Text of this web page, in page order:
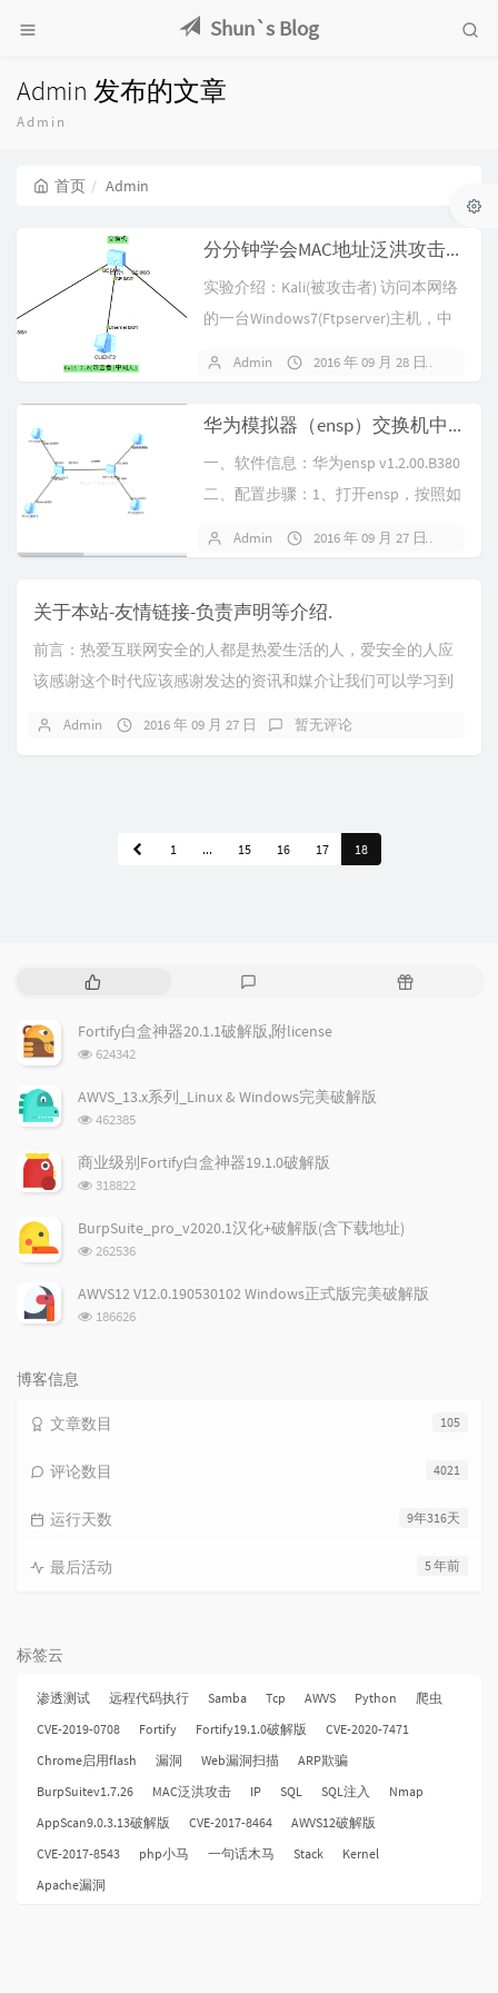
Shun`s Blog
Admin 发布的文章
Admin
首页 Admin
分分钟学会MAC地址泛洪攻击之实验报告
实验介绍：Kali(被攻击者) 访问本网络
的一台Windows7(Ftpserver)主机，中
Admin 2016 年 09 月 28 日
华为模拟器（ensp）交换机中配置Vlan
一、软件信息：华为ensp v1.2.00.B380
二、配置步骤：1、打开ensp，按照如
Admin 2016 年 09 月 27 日
关于本站-友情链接-负责声明等介绍.
前言：热爱互联网安全的人都是热爱生活的人，爱安全的人应
该感谢这个时代应该感谢发达的资讯和媒介让我们可以学习到
Admin 2016 年 09 月 27 日 暂无评论
1 ... 15 16 17 18
热
文
章
评
论
随
Fortify白盒神器20.1.1破解版,附license
浏
次
624342
AWVS_13.x系列_Linux & Windows完美破解版
浏
次
462385
商业级别Fortify白盒神器19.1.0破解版
浏
次
数:
318822
BurpSuite_pro_v2020.1汉化+破解版(含下载地址)
浏
次
262536
AWVS12 V12.0.190530102 Windows正式版完美破解版
浏
186626
博客信息
105
文章数目
4021
评论数目
9年316天
运行天数
5 年前
最后活动
标签云
渗透测试 远程代码执行 Samba Tcp AWVS Python
爬虫
CVE-2019-0708
Fortify Fortify19.1.0破解版
CVE-2020-7471
Chrome启用flash
漏洞 Web漏洞扫描
ARP欺骗
BurpSuitev1.7.26
MAC泛洪攻击 IP SQL SQL注入
Nmap
AppScan9.0.3.13破解版
CVE-2017-8464
AWVS12破解版
CVE-2017-8543
php小马 一句话木马 Stack
Kernel
Apache漏洞